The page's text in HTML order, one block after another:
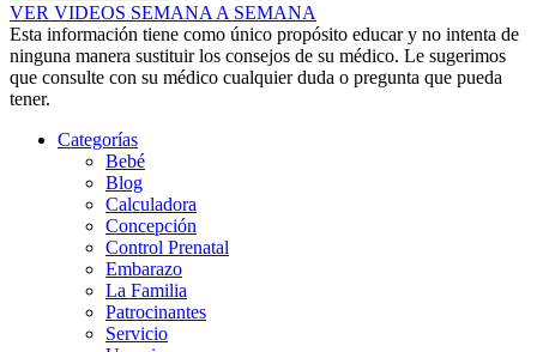
VER VIDEOS SEMANA A SEMANA
Esta información tiene como único propósito educar y no intenta de
ninguna manera sustituir los consejos de su médico. Le sugerimos
que consulte con su médico cualquier duda o pregunta que pueda
tener.
Categorías
Bebé
Blog
Calculadora
Concepción
Control Prenatal
Embarazo
La Familia
Patrocinantes
Servicio